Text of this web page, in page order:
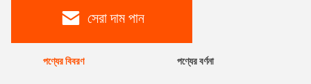
সেরা দাম পান
পণ্যের বিবরণ পণ্যের বর্ণনা